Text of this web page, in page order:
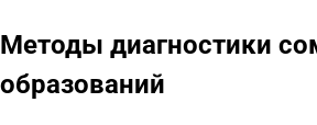
Методы диагностики
образований